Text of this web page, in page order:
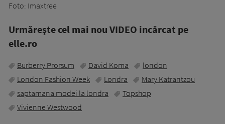
Foto: Imaxtree
Urmăreşte cel mai nou VIDEO incărcat pe
elle.ro
Burberry Prorsum David Koma
london
London Fashion Week
Londra
Mary Katrantzou
saptamana modei la londra
Topshop
Vivienne Westwood